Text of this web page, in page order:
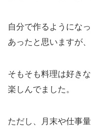
自分で作るようにな
あったと思いますが、
そもそも料理は好き
楽しんでました。
ただし、月末や仕事